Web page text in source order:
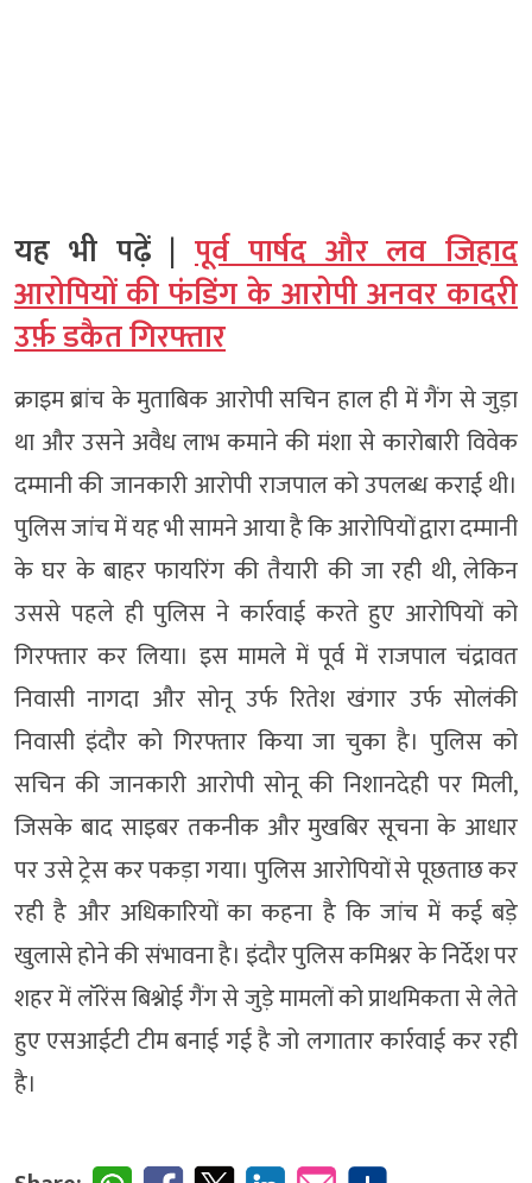
यह भी पढ़ें | पूर्व पार्षद और लव जिहाद
आरोपियों की फंडिंग के आरोपी अनवर कादरी
उर्फ़ डकैत गिरफ्तार
क्राइम ब्रांच के मुताबिक आरोपी सचिन हाल ही में गैंग से जुड़ा
था और उसने अवैध लाभ कमाने की मंशा से कारोबारी विवेक
दम्मानी की जानकारी आरोपी राजपाल को उपलब्ध कराई थी।
पुलिस जांच में यह भी सामने आया है कि आरोपियों द्वारा दम्मानी
के घर के बाहर फायरिंग की तैयारी की जा रही थी, लेकिन
उससे पहले ही पुलिस ने कार्रवाई करते हुए आरोपियों को
गिरफ्तार कर लिया। इस मामले में पूर्व में राजपाल चंद्रावत
निवासी नागदा और सोनू उर्फ रितेश खंगार उर्फ सोलंकी
निवासी इंदौर को गिरफ्तार किया जा चुका है। पुलिस को
सचिन की जानकारी आरोपी सोनू की निशानदेही पर मिली,
जिसके बाद साइबर तकनीक और मुखबिर सूचना के आधार
पर उसे ट्रेस कर पकड़ा गया। पुलिस आरोपियों से पूछताछ कर
रही है और अधिकारियों का कहना है कि जांच में कई बड़े
खुलासे होने की संभावना है। इंदौर पुलिस कमिश्नर के निर्देश पर
शहर में लॉरेंस बिश्नोई गैंग से जुड़े मामलों को प्राथमिकता से लेते
हुए एसआईटी टीम बनाई गई है जो लगातार कार्रवाई कर रही
है।